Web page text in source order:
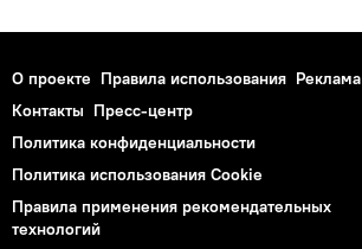
О проекте Правила использования Реклама
Контакты Пресс-центр
Политика конфиденциальности
Политика использования Cookie
Правила применения рекомендательных
технологий